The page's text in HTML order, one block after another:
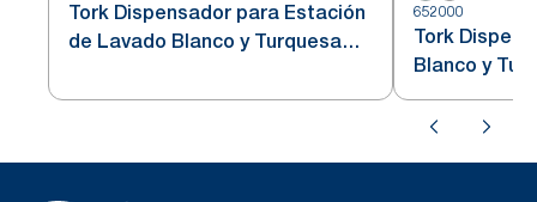
Tork Dispensador para Estación
de Lavado Blanco y Turquesa
652000
Tork
Blanco y